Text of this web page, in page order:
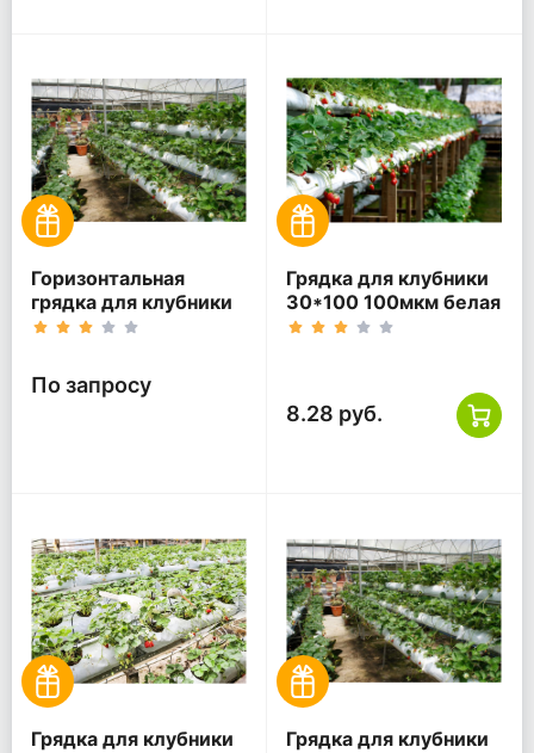
Горизонтальная
грядка для клубники
ПВД по Вашему
По запросу
Грядка для клубники
30*100 100мкм белая
ПВД
8.28 руб.
Грядка для клубники
Грядка для клубники